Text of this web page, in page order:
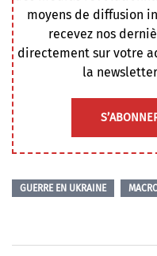
moyens de diffusion
recevez nos
directement sur votre
la
GUERRE EN UKRAINE